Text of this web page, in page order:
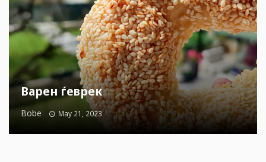
Варен ѓеврек
Bobe May 21, 2023